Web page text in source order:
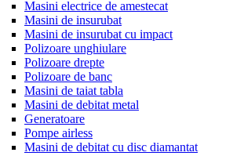
Masini electrice de amestecat
Masini de insurubat
Masini de insurubat cu impact
Polizoare unghiulare
Polizoare drepte
Polizoare de banc
Masini de taiat tabla
Masini de debitat metal
Generatoare
Pompe airless
Masini de debitat cu disc diamantat